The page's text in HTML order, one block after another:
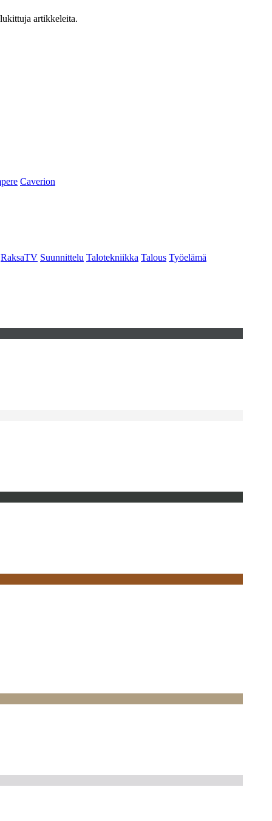
artikkeleita.
Caverion
RaksaTV Suunnittelu Talotekniikka Talous Työelämä